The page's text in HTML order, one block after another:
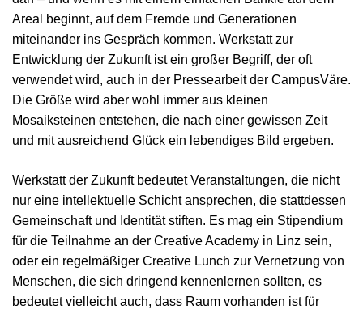
Areal beginnt, auf dem Fremde und Generationen
miteinander ins Gespräch kommen. Werkstatt zur
Entwicklung der Zukunft ist ein großer Begriff, der oft
verwendet wird, auch in der Pressearbeit der CampusVäre.
Die Größe wird aber wohl immer aus kleinen
Mosaiksteinen entstehen, die nach einer gewissen Zeit
und mit ausreichend Glück ein lebendiges Bild ergeben.
Werkstatt der Zukunft bedeutet Veranstaltungen, die nicht
nur eine intellektuelle Schicht ansprechen, die stattdessen
Gemeinschaft und Identität stiften. Es mag ein Stipendium
für die Teilnahme an der Creative Academy in Linz sein,
oder ein regelmäßiger Creative Lunch zur Vernetzung von
Menschen, die sich dringend kennenlernen sollten, es
bedeutet vielleicht auch, dass Raum vorhanden ist für